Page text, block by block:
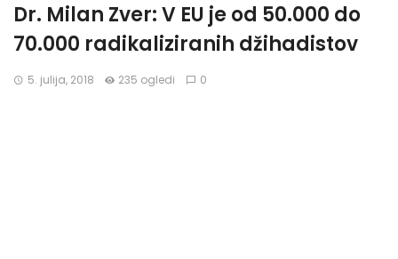
Dr. Milan Zver: V EU je od 50.000 do
70.000 radikaliziranih džihadistov
5. julija, 2018 235 ogledi 0